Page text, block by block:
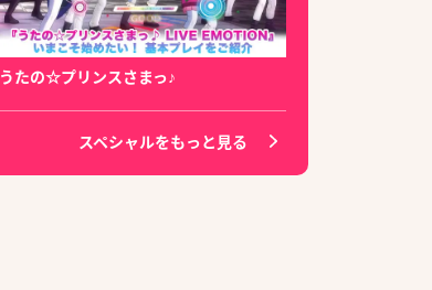
うたの☆プリンスさまっ♪
スペシャルをもっと見る